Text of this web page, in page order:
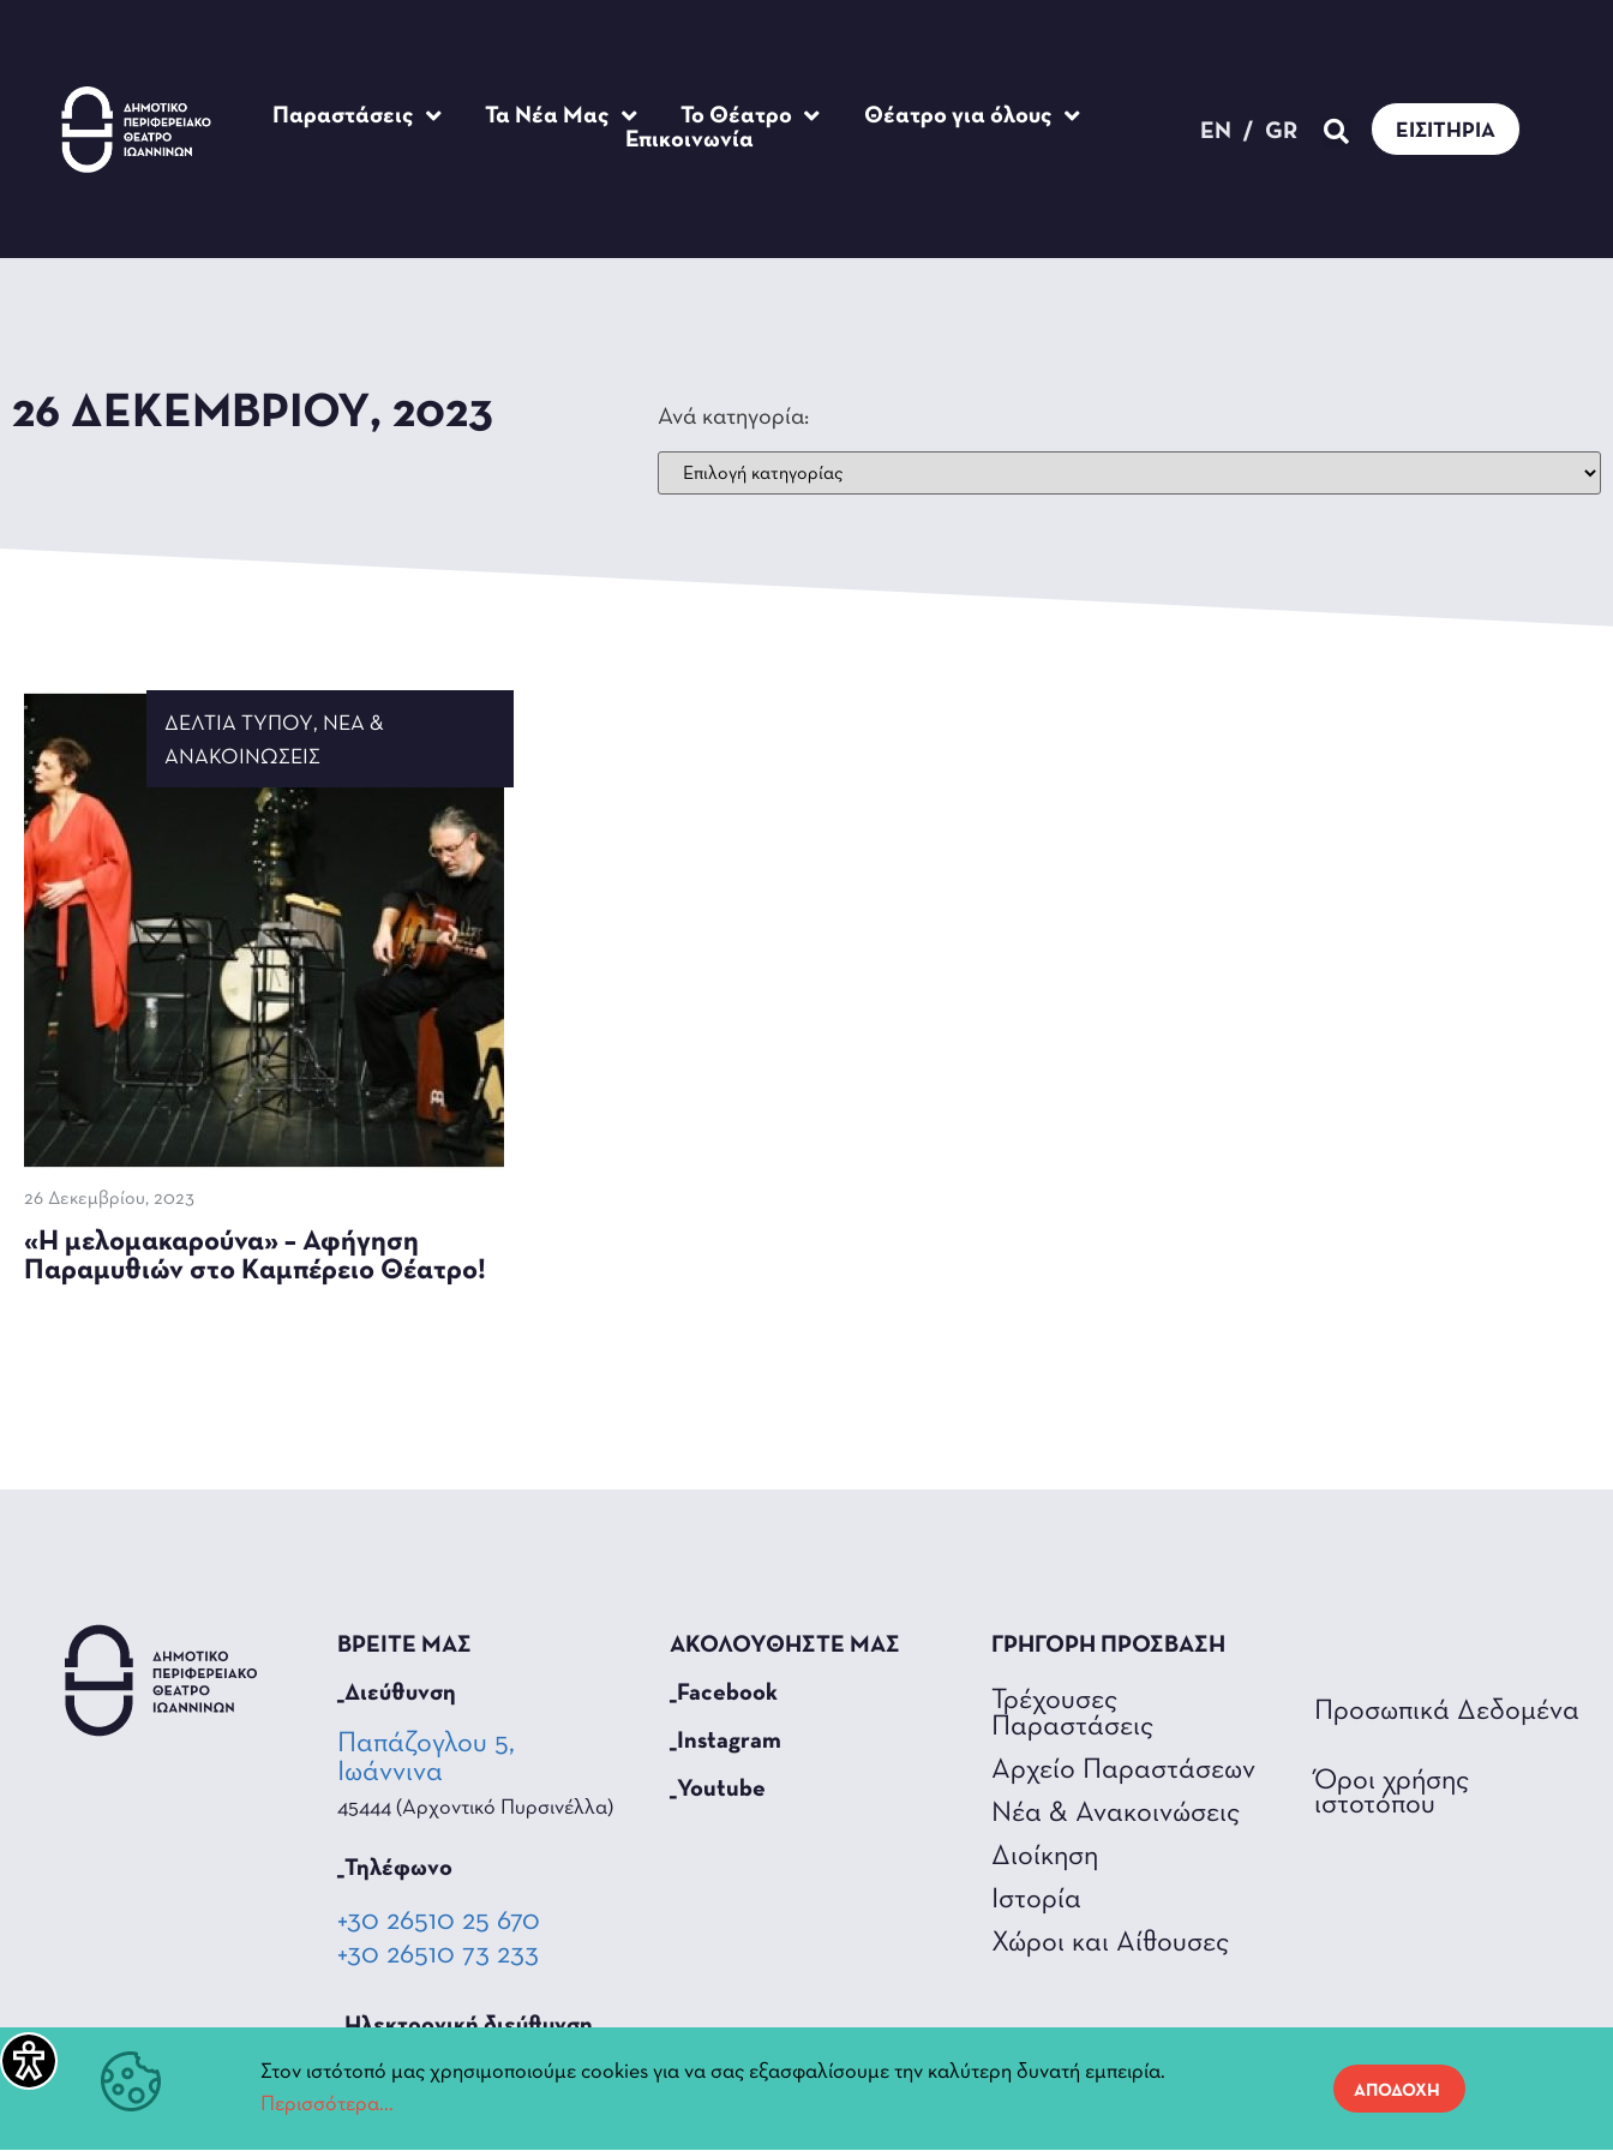
Παραστάσεις Τα Νέα Μας Το Θέατρο
Θέατρο για όλους
Επικοινωνία
EN / GR ΕΙΣΙΤΉΡΙΑ
26 ΔΕΚΕΜΒΡΊΟΥ, 2023 Ανά κατηγορία:
ΔΕΛΤΊΑ ΤΎΠΟΥ, ΝΈΑ &
ΑΝΑΚΟΙΝΏΣΕΙΣ
26 Δεκεμβρίου, 2023
«Η μελομακαρούνα» – Αφήγηση
Παραμυθιών στο Καμπέρειο Θέατρο!
ΒΡΕΙΤΕ ΜΑΣ
_Διεύθυνση
Παπάζογλου 5,
Ιωάννινα
45444 (Αρχοντικό Πυρσινέλλα)
_Τηλέφωνο
+30 26510 25 670
+30 26510 73 233
_Hλεκτρονική διεύθυνση
diperiftheat@ioannina.gr
ΑΚΟΛΟΥΘΗΣΤΕ ΜΑΣ
_Facebook
_Instagram
_Youtube
ΓΡΗΓΟΡΗ ΠΡΟΣΒΑΣΗ
Τρέχουσες
Παραστάσεις
Αρχείο Παραστάσεων
Νέα & Ανακοινώσεις
Διοίκηση
Ιστορία
Χώροι και Αίθουσες
Προσωπικά Δεδομένα
Όροι χρήσης
ιστοτόπου
Στον ιστότοπό μας χρησιμοποιούμε cookies για να σας εξασφαλίσουμε την καλύτερη δυνατή εμπειρία.
Περισσότερα...
ΑΠΟΔΟΧΗ